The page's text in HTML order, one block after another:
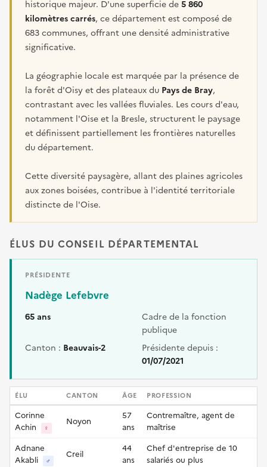
historique majeur. D'une superficie de5 860
kilomètres carrés, ce département est composé de
683 communes, offrant une densité administrative
significative.
La géographie locale est marquée par la présence de
la forêt d'Oisy et des plateaux du Pays de Bray,
contrastant avec les vallées fluviales. Les cours d'eau,
notamment l'Oise et la Bresle, structurent le paysage
et définissent partiellement les frontières naturelles
du département.
Cette diversité paysagère, allant des plaines agricoles
aux zones boisées, contribue à l'identité territoriale
distincte de l'Oise.
ÉLUS DU CONSEIL DÉPARTEMENTAL
PRÉSIDENTE
Nadège Lefebvre
65 ans
Cadre de la fonction
publique
Canton : Beauvais-2
Présidente depuis :
01/07/2021
ÉLU CANTON ÂGE PROFESSION
Corinne
Achin
♀
Noyon
57
ans
Contremaître, agent de
maîtrise
Adnane
Akabli
♂
Creil
44
ans
Chef d'entreprise de 10
salariés ou plus